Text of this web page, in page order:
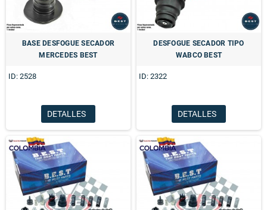
BASE DESFOGUE SECADOR
MERCEDES BEST
ID: 2528
DETALLES
DESFOGUE SECADOR TIPO
WABCO BEST
ID: 2322
DETALLES